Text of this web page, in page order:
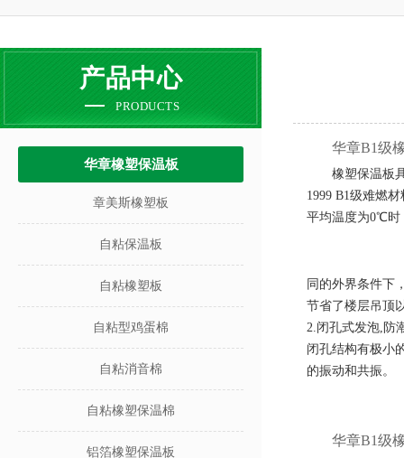
产品中心
PRODUCTS
华章橡塑保温板
章美斯橡塑板
自粘保温板
自粘橡塑板
自粘型鸡蛋棉
自粘消音棉
自粘橡塑保温棉
铝箔橡塑保温板
华章B1级
橡塑保温板
1999 B1级难燃材
平均温度为0℃时
同的外界条件下
节省了楼层吊顶
2.闭孔式发泡, 防
闭孔结构有极小
的振动和共振。
华章B1级